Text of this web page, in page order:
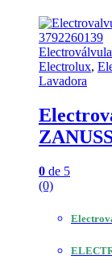
Electrolux,
Lavadora
0 de 5
(0)